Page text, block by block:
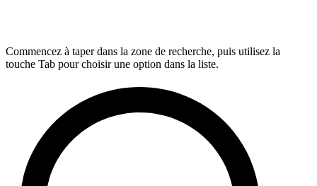
Commencez à taper dans la zone de recherche, puis utilisez la
touche Tab pour choisir une option dans la liste.